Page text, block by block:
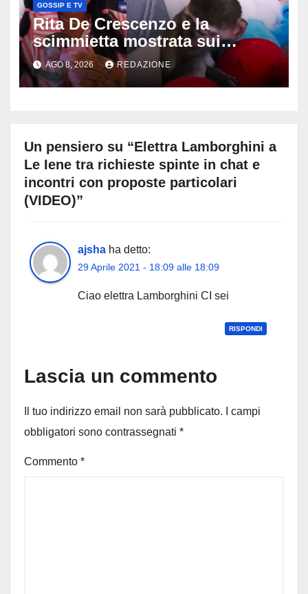
GOSSIP E TV
Rita De Crescenzo e la
scimmietta mostrata sui
social: scattano esposti, cosa
rischia l’influencer
AGO 8, 2026 REDAZIONE
Un pensiero su “Elettra Lamborghini a
Le Iene tra richieste spinte in chat e
incontri con proposte particolari
(VIDEO)”
ajsha ha detto:
29 Aprile 2021 - 18:09 alle 18:09
Ciao elettra Lamborghini CI sei
RISPONDI
Lascia un commento
Il tuo indirizzo email non sarà pubblicato.
I campi
obbligatori sono contrassegnati *
Commento *